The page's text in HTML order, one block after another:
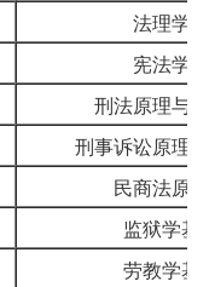
法理学
宪法学
刑法原理与
刑事诉讼原理
民商法原
监狱学基
劳教学基